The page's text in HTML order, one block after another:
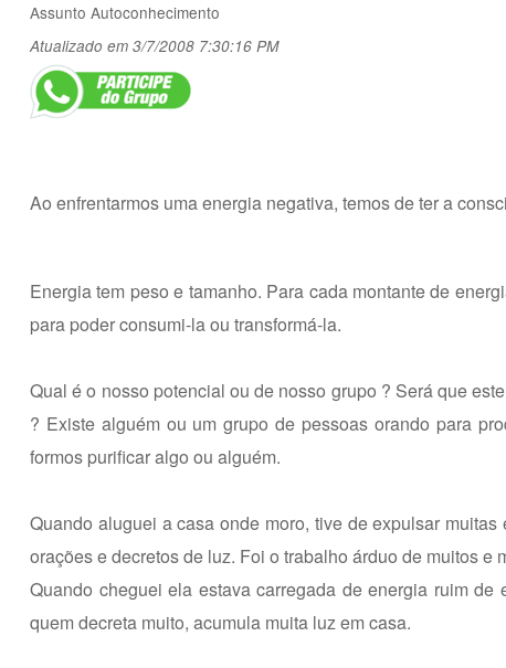
Assunto Autoconhecimento
Atualizado em 3/7/2008 7:30:16 PM
Ao enfrentarmos uma energia negativa, temos de ter a
Energia tem peso e tamanho. Para cada montante de
para poder consumi-la ou transformá-la.
Qual é o nosso potencial ou de nosso grupo ? Será que
? Existe alguém ou um grupo de pessoas orando para
formos purificar algo ou alguém.
Quando aluguei a casa onde moro, tive de expulsar
orações e decretos de luz. Foi o trabalho árduo de muitos
Quando cheguei ela estava carregada de energia ruim
quem decreta muito, acumula muita luz em casa.